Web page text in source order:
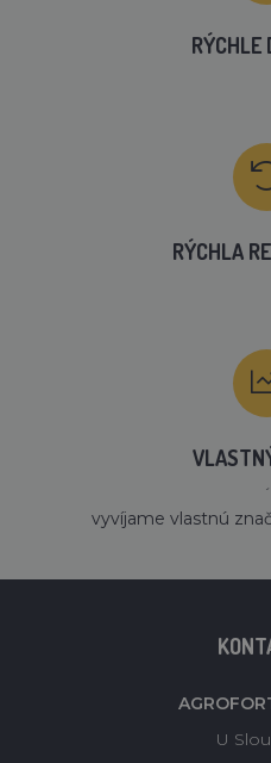
RÝCHLE
RÝCHLA
´
vyvíjame vlastnú
U